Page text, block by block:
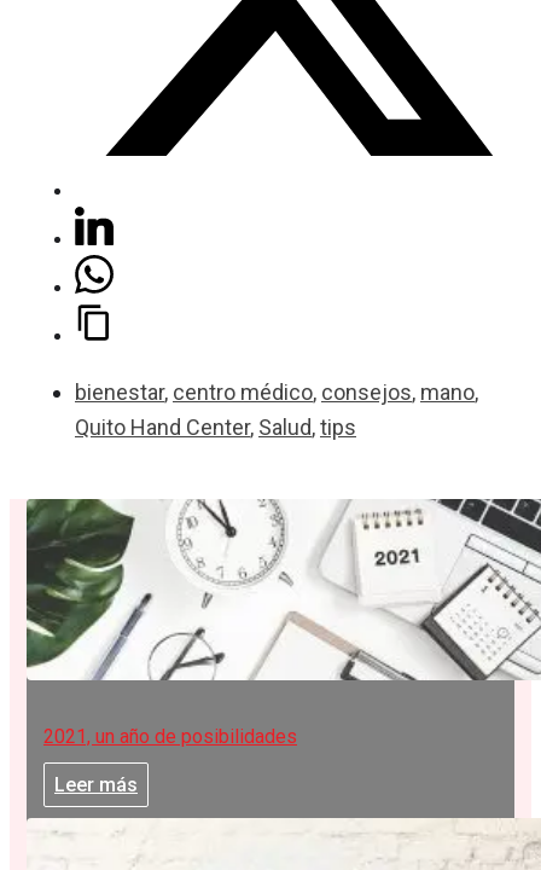
bienestar, centro médico, consejos, mano,
Quito Hand Center, Salud,tips
2021, un año de posibilidades
Leer más